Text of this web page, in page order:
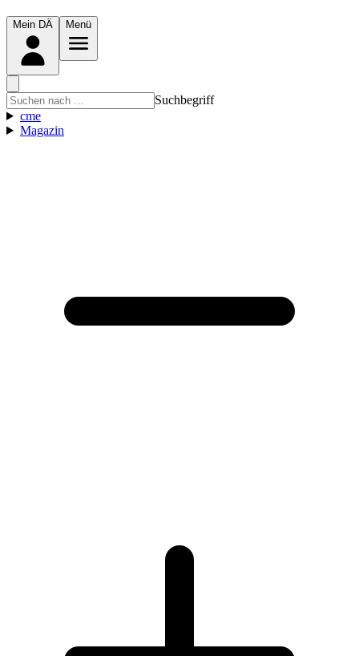
Mein DÄ Menü
Suchbegriff
cme
Magazin